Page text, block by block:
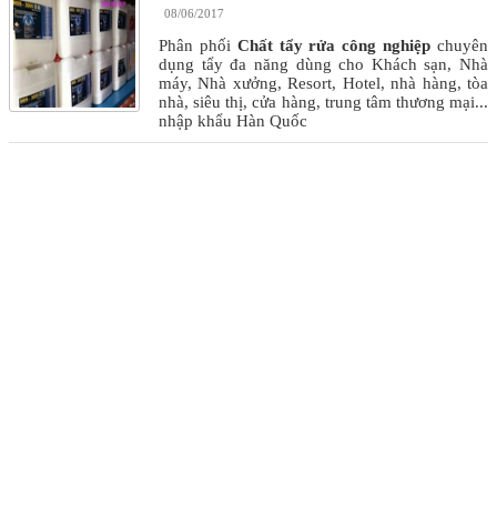
08/06/2017
Phân phối Chất tẩy rửa công nghiệpchuyên
dụng tẩy đa năng dùng cho Khách sạn, Nhà
máy, Nhà xưởng, Resort, Hotel, nhà hàng, tòa
nhà, siêu thị, cửa hàng, trung tâm thương mại...
nhập khẩu Hàn Quốc